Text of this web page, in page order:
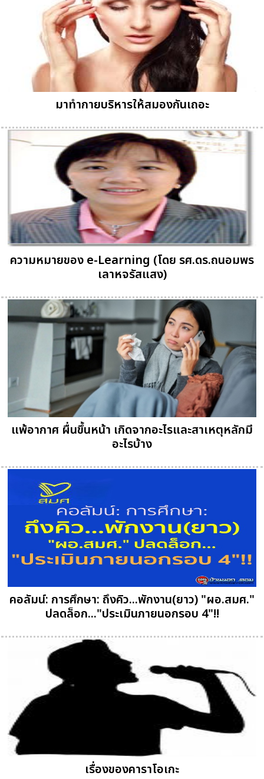
มาทำกายบริหารให้สมองกันเถอะ
ความหมายของ e-Learning (โดย รศ.ดร.ถนอมพร
เลาหจรัสแสง)
แพ้อากาศ ผื่นขึ้นหน้า เกิดจากอะไรและสาเหตุหลักมี
อะไรบ้าง
คอลัมน์: การศึกษา: ถึงคิว...พักงาน(ยาว) "ผอ.สมศ."
ปลดล็อก..."ประเมินภายนอกรอบ 4"!!
เรื่องของคาราโอเกะ